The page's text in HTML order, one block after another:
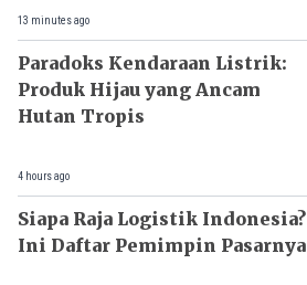
13 minutes ago
Paradoks Kendaraan Listrik:
Produk Hijau yang Ancam
Hutan Tropis
4 hours ago
Siapa Raja Logistik Indonesia?
Ini Daftar Pemimpin Pasarnya